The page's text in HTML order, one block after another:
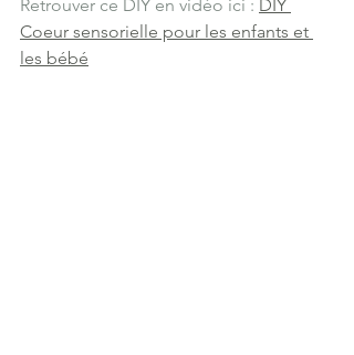
Retrouver ce DIY en vidéo ici : DIY
Coeur sensorielle pour les enfants et
les bébé